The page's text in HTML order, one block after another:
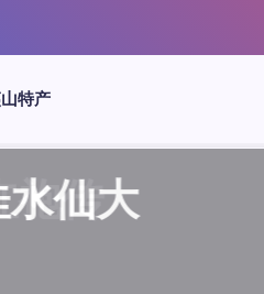
特产
水仙大
红袍传
夷水仙
夷肉桂
岩茶对
桂水仙
水仙大
袍传
水仙
肉桂
茶对
水仙
仙大
袍传
水仙
肉桂
茶对
水仙